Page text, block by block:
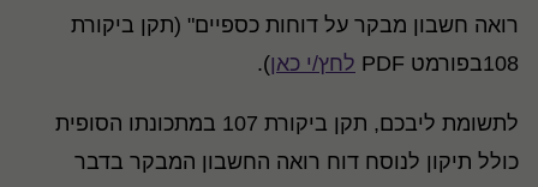
רואה חשבון מבקר על דוחות כספיים" (תקן ביקורת
108בפורמט PDF
לחץ/י כאן).
לתשומת ליבכם, תקן ביקורת 107 במתכונתו הסופית
כולל תיקון לנוסח דוח רואה החשבון המבקר בדבר